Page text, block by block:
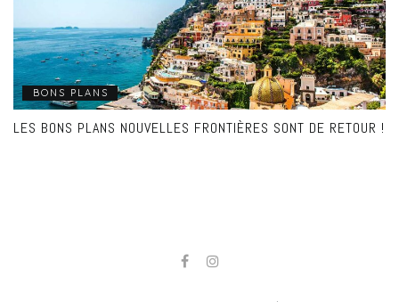
BONS PLANS
LES BONS PLANS NOUVELLES FRONTIÈRES SONT DE RETOUR !